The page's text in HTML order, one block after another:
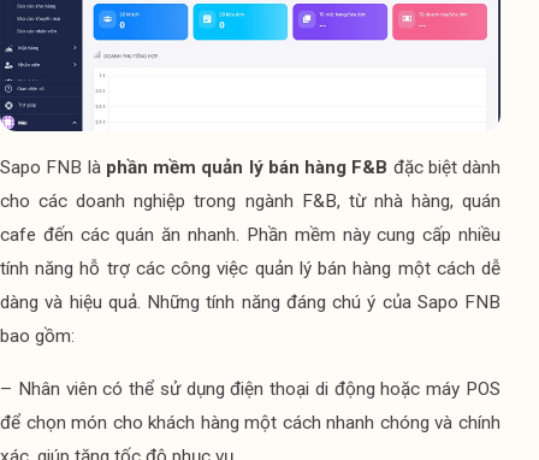
Sapo FNB là phần mềm quản lý bán hàng F&B đặc biệt dành
cho các doanh nghiệp trong ngành F&B, từ nhà hàng, quán
cafe đến các quán ăn nhanh. Phần mềm này cung cấp nhiều
tính năng hỗ trợ các công việc quản lý bán hàng một cách dễ
dàng và hiệu quả. Những tính năng đáng chú ý của Sapo FNB
bao gồm:
– Nhân viên có thể sử dụng điện thoại di động hoặc máy POS
để chọn món cho khách hàng một cách nhanh chóng và chính